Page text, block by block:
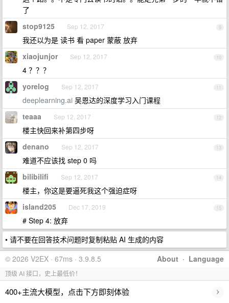
了
9
stop9125 Sep 12, 2017
我还以为是 读书 看 paper 蒙蔽 放弃
10
xiaojunjor Sep 12, 2017
4 ？？？
11
yorelog Sep 12, 2017
deeplearning.ai 吴恩达的深度学习入门课程
12
teaaa Sep 12, 2017
楼主快回来补第四步呀
13
denano Sep 12, 2017
难道不应该找 step 0 吗
14
bilibilifi Sep 12, 2017
楼主，你这是要逼死我这个强迫症呀
15
island205 Dec 17, 2019
# Step 4: 放弃
• 请不要在回答技术问题时复制粘贴 AI 生成的内容
About · Language
© 2026 V2EX · 67ms · 3.9.8.5
顶级 AI 接口，史上最低价！
400+主流大模型，点击下方即刻体验 ›